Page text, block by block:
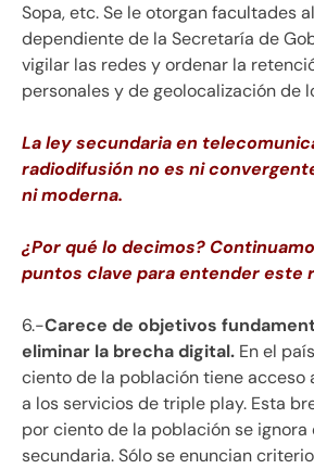
Sopa, etc. Se le otorgan facultades
dependiente de la Secretaría de
vigilar las redes y ordenar la
personales y de geolocalización de
La ley secundaria en
radiodifusión no es ni
ni moderna.
¿Por qué lo decimos?
puntos clave para entender este
6.-Carece de objetivos
eliminar la brecha digital. En el
ciento de la población tiene acceso
a los servicios de triple play. Esta
por ciento de la población se ignora
secundaria. Sólo se enuncian